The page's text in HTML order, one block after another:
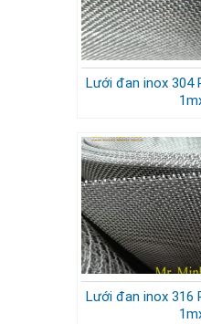
Lưới đan inox 304
Lưới đan inox 316